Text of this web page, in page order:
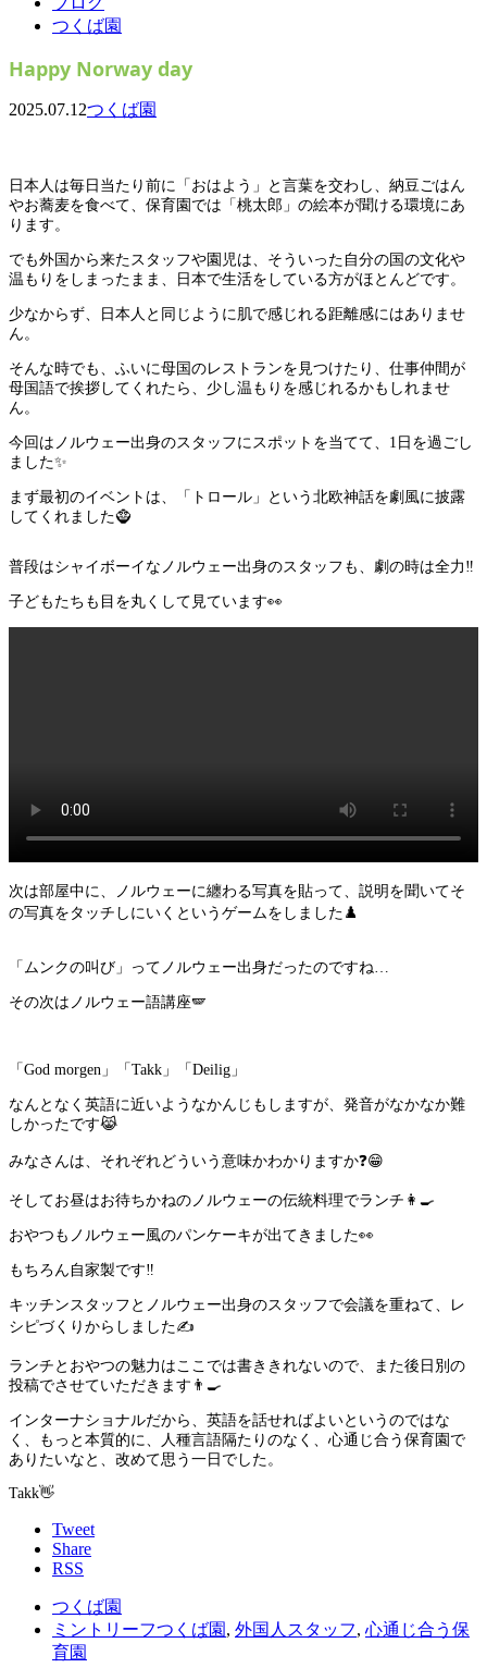
つくば園
Happy Norway day
2025.07.12つくば園
日本人は毎日当たり前に「おはよう」と言葉を交わし、納豆ごはん
やお蕎麦を食べて、保育園では「桃太郎」の絵本が聞ける環境にあ
ります。
でも外国から来たスタッフや園児は、そういった自分の国の文化や
温もりをしまったまま、日本で生活をしている方がほとんどです。
少なからず、日本人と同じように肌で感じれる距離感にはありませ
ん。
そんな時でも、ふいに母国のレストランを見つけたり、仕事仲間が
母国語で挨拶してくれたら、少し温もりを感じれるかもしれませ
ん。
今回はノルウェー出身のスタッフにスポットを当てて、1日を過ごし
ました✨
まず最初のイベントは、「トロール」という北欧神話を劇風に披露
してくれました🧌
普段はシャイボーイなノルウェー出身のスタッフも、劇の時は全力‼️
子どもたちも目を丸くして見ています👀
次は部屋中に、ノルウェーに纏わる写真を貼って、説明を聞いてそ
の写真をタッチしにいくというゲームをしました♟️
「ムンクの叫び」ってノルウェー出身だったのですね…
その次はノルウェー語講座🪽
「God morgen」「Takk」「Deilig」
なんとなく英語に近いようなかんじもしますが、発音がなかなか難
しかったです😹
みなさんは、それぞれどういう意味かわかりますか❓😁
そしてお昼はお待ちかねのノルウェーの伝統料理でランチ👩‍🍳
おやつもノルウェー風のパンケーキが出てきました👀
もちろん自家製です‼️
キッチンスタッフとノルウェー出身のスタッフで会議を重ねて、レ
シピづくりからしました✍️
ランチとおやつの魅力はここでは書ききれないので、また後日別の
投稿でさせていただきます👨‍🍳
インターナショナルだから、英語を話せればよいというのではな
く、もっと本質的に、人種言語隔たりのなく、心通じ合う保育園で
ありたいなと、改めて思う一日でした。
Takk👋
Tweet
Share
RSS
つくば園
ミントリーフつくば園 , 外国人スタッフ, 心通じ合う保
育園